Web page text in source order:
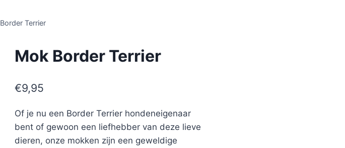
Terrier
Mok Border Terrier
€9,95
Of je nu een Border Terrier hondeneigenaar
bent of gewoon een liefhebber van deze lieve
dieren, onze mokken zijn een geweldige